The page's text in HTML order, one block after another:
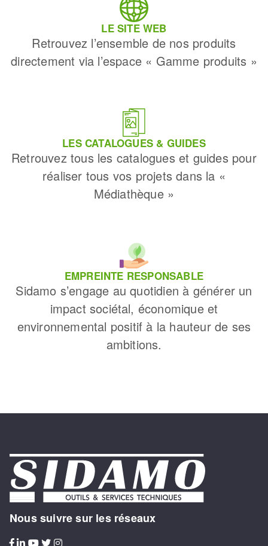
LE SITE WEB
Retrouvez l’ensemble de nos produits
directement via l’espace « Gamme produits »
LES CATALOGUES & GUIDES
Retrouvez tous les catalogues et guides pour
réaliser tous vos projets dans la «
Médiathèque »
EMPREINTE RESPONSABLE
Sidamo s’engage au quotidien à générer un
impact sociétal, économique et
environnemental positif à la hauteur de ses
ambitions.
Nous suivre sur les réseaux